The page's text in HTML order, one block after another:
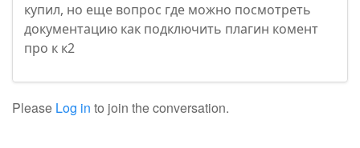
купил, но еще вопрос где можно посмотреть
документацию как подключить плагин комент
про к к2
Please Log in to join the conversation.